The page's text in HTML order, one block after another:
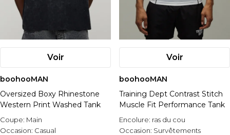
Voir
boohooMAN
Oversized Boxy Rhinestone
Western Print Washed Tank
Coupe: Main
Occasion: Casual
Voir
boohooMAN
Training Dept Contrast Stitch
Muscle Fit Performance Tank
Encolure: ras du cou
Occasion: Survêtements